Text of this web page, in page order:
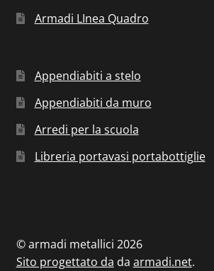
Armadi LInea Quadro
Appendiabiti a stelo
Appendiabiti da muro
Arredi per la scuola
Libreria portavasi portabottiglie
© armadi metallici 2026
Sito progettato da da armadi.net.